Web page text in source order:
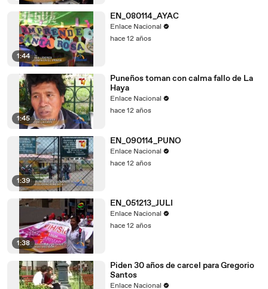
1:44
EN_080114_AYAC
Enlace Nacional
hace 12 años
1:45
Puneños toman con calma fallo de La
Haya
Enlace Nacional
hace 12 años
1:39
EN_090114_PUNO
Enlace Nacional
hace 12 años
1:38
EN_051213_JULI
Enlace Nacional
hace 12 años
Piden 30 años de carcel para Gregorio
Santos
Enlace Nacional